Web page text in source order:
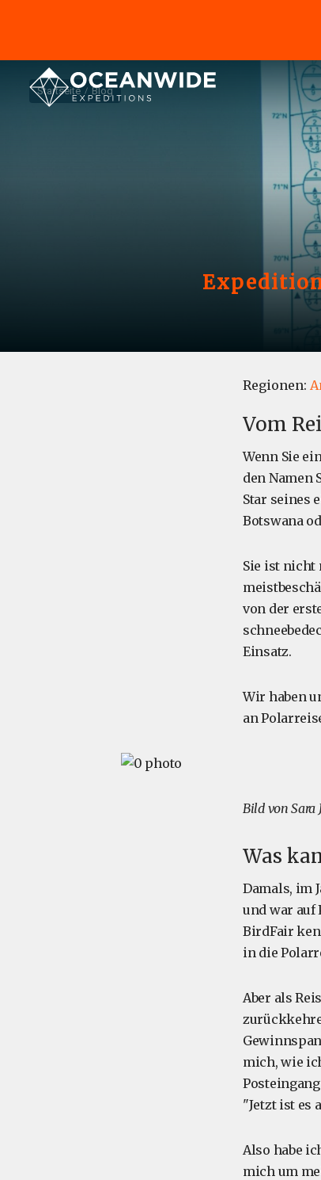
Startseite Blog
Regionen:
Vom
Wenn Sie
den Namen
Star seines
Botswana
Sie ist nicht
von der
Einsatz.
Wir haben
an
Bild von Sara
Was
Damals, im
und war auf
BirdFair
in die
Aber als
mich, wie
"Jetzt ist es
Also habe
mich um